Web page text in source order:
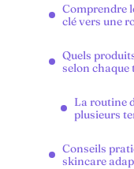
Comprendre
clé vers une
Quels
selon chaque
La routine
plusieurs
Conseils
skincare